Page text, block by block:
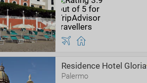
Residence Hotel Gloria
Palermo